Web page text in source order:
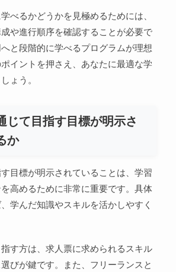
べるかどうかを見極めるためには、
や進行順序を確認することが必要で
と段階的に学べるプログラムが理想
イントを押さえ、あなたに最適な学
ょう。
じて目指す目標が明示さ
か
目標が明示されていることは、学習
高めるために非常に重要です。具体
学んだ知識やスキルを活かしやすく
す方は、求人票に求められるスキル
びが鍵です。また、フリーランスと